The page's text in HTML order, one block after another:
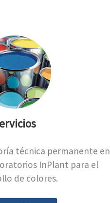
técnica permanente en
InPlant para el
de colores.